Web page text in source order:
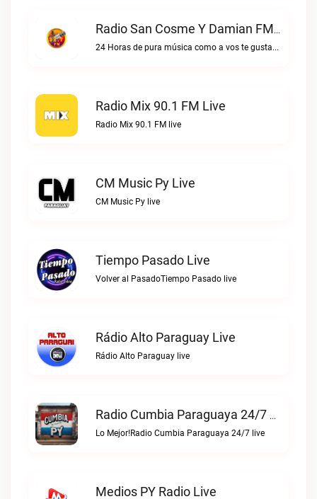
Radio San Cosme Y Damian FM Live
24 Horas de pura música como a vos te gustaRadio San Cosme y Damian FM live
Radio Mix 90.1 FM Live
Radio Mix 90.1 FM live
CM Music Py Live
CM Music Py live
Tiempo Pasado Live
Volver al PasadoTiempo Pasado live
Rádio Alto Paraguay Live
Rádio Alto Paraguay live
Radio Cumbia Paraguaya 24/7 Live
Lo Mejor!Radio Cumbia Paraguaya 24/7 live
Medios PY Radio Live